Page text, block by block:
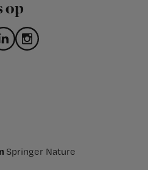
op
Springer Nature